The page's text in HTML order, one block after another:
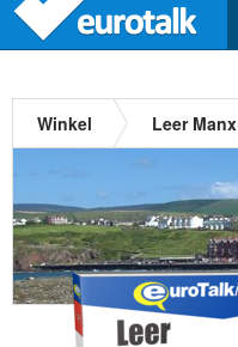
Winkel Leer Manx